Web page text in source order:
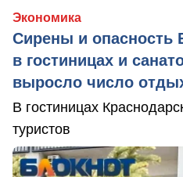
Экономика
Сирены и опасность
в гостиницах и
выросло число
В гостиницах
туристов